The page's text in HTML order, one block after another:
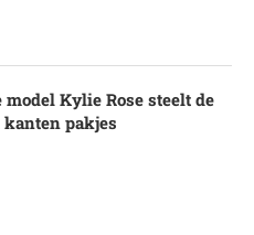
Kylie Rose steelt de
pakjes